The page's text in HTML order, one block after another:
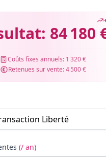
84 180
Coûts fixes annuels: 1 320 €
Retenues sur vente:4 500 €
(/ an)